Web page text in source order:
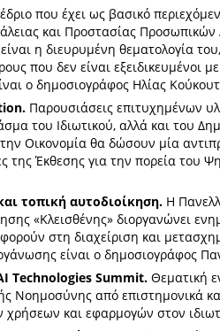
που έχει ως βασικό
και Προστασίας
η διευρυμένη θεματολογία
που δεν είναι εξειδικευμένοι
ο δημοσιογράφος Ηλίας
Παρουσιάσεις επιτυχημένων
του Ιδιωτικού, αλλά και του
Οικονομία θα δώσουν μία
της Έκθεσης για την πορεία του
τοπική αυτοδιοίκηση. H
«Κλεισθένης» διοργανώνει
στη διαχείριση και
είναι ο δημοσιογράφος
Technologies Summit.Θεματική
Νοημοσύνης από επιστημονικά
και εφαρμογών στον